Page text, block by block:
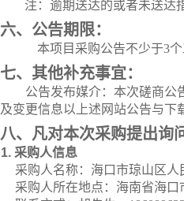
注： 逾期送达的或者未送达
六、 公告期限：
本项目采购公告不少于3
七、 其他补充事宜：
公告发布媒介：本次磋商公
及变更信息以上述网站公告与下
八、 凡对本次采购提出询
1. 采购人信息
采购人名称： 海口市琼山区人
采购人所在地点： 海南省海口